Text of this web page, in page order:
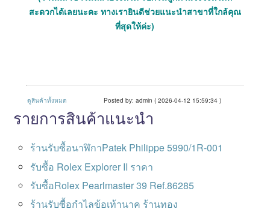
สะดวกได้เลยนะคะ ทางเรายินดีช่วยแนะนำสาขาที่ใกล้คุณ
ที่สุดให้ค่ะ)
ดูสินค้าทั้งหมด Posted by: admin ( 2026-04-12 15:59:34 )
รายการสินค้าแนะนำ
ร้านรับซื้อนาฬิกาPatek Philippe 5990/1R-001
รับซื้อ Rolex Explorer II ราคา
รับซื้อRolex Pearlmaster 39 Ref.86285
ร้านรับซื้อกําไลข้อเท้านาค ร้านทอง